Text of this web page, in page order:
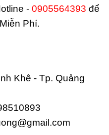
- 0905564393 để
Phí.
Khê - Tp. Quảng